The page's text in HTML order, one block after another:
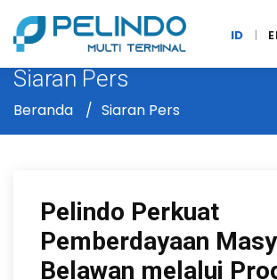
ID |
Siaran Pers
Beranda Siaran Pers
Pelindo Perkuat
Pemberdayaan
Belawan melalui